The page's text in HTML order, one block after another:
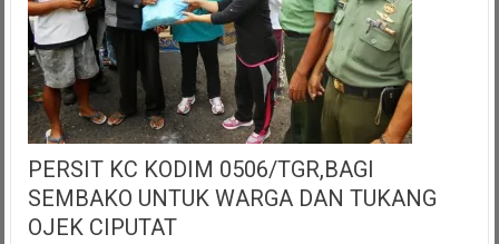
PERSIT KC KODIM 0506/TGR,BAGI
SEMBAKO UNTUK WARGA DAN TUKANG
OJEK CIPUTAT